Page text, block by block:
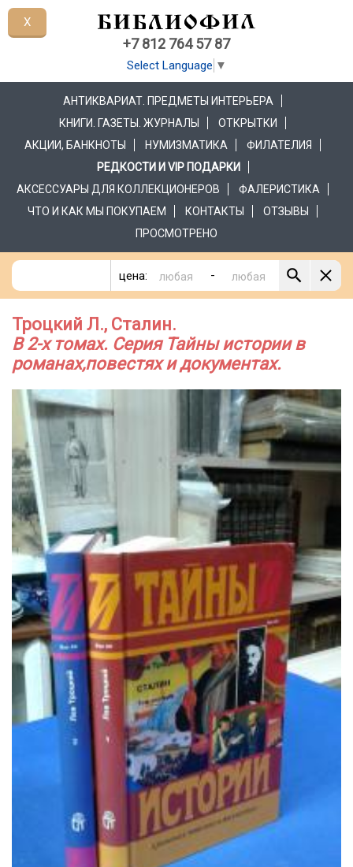
+7 812 764 57 87
Select Language ▼
АНТИКВАРИАТ. ПРЕДМЕТЫ ИНТЕРЬЕРА
КНИГИ. ГАЗЕТЫ. ЖУРНАЛЫ
ОТКРЫТКИ
АКЦИИ, БАНКНОТЫ
НУМИЗМАТИКА
ФИЛАТЕЛИЯ
РЕДКОСТИ И VIP ПОДАРКИ
АКСЕССУАРЫ ДЛЯ КОЛЛЕКЦИОНЕРОВ
ФАЛЕРИСТИКА
ЧТО И КАК МЫ ПОКУПАЕМ
КОНТАКТЫ
ОТЗЫВЫ
ПРОСМОТРЕНО
цена: -
Троцкий Л., Сталин.
В 2-х томах. Серия Тайны истории в
романах,повестях и документах.
X